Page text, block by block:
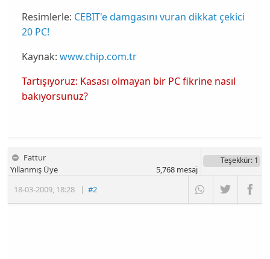
Resimlerle: CEBIT'e damgasını vuran dikkat çekici
20 PC!
Kaynak: www.chip.com.tr
Tartışıyoruz: Kasası olmayan bir PC fikrine nasıl
bakıyorsunuz?
Fattur
18-03-2009, 18:28 |#2
Yıllanmış Üye
Teşekkür: 1
5,768mesaj